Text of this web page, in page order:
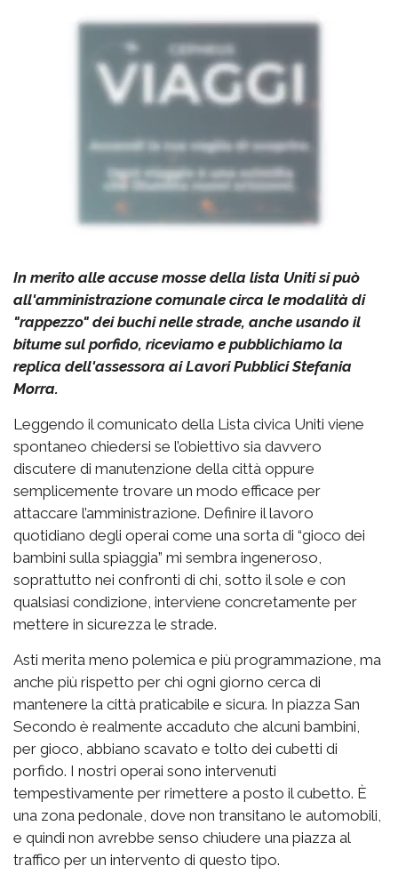
In merito alle accuse mosse della lista Uniti si può
all'amministrazione comunale circa le modalità di
"rappezzo" dei buchi nelle strade, anche usando il
bitume sul porfido, riceviamo e pubblichiamo la
replica dell'assessora ai Lavori Pubblici Stefania
Morra.
Leggendo il comunicato della Lista civica Uniti viene
spontaneo chiedersi se l’obiettivo sia davvero
discutere di manutenzione della città oppure
semplicemente trovare un modo efficace per
attaccare l’amministrazione. Definire il lavoro
quotidiano degli operai come una sorta di “gioco dei
bambini sulla spiaggia” mi sembra ingeneroso,
soprattutto nei confronti di chi, sotto il sole e con
qualsiasi condizione, interviene concretamente per
mettere in sicurezza le strade.
Asti merita meno polemica e più programmazione, ma
anche più rispetto per chi ogni giorno cerca di
mantenere la città praticabile e sicura. In piazza San
Secondo è realmente accaduto che alcuni bambini,
per gioco, abbiano scavato e tolto dei cubetti di
porfido. I nostri operai sono intervenuti
tempestivamente per rimettere a posto il cubetto. È
una zona pedonale, dove non transitano le automobili,
e quindi non avrebbe senso chiudere una piazza al
traffico per un intervento di questo tipo.